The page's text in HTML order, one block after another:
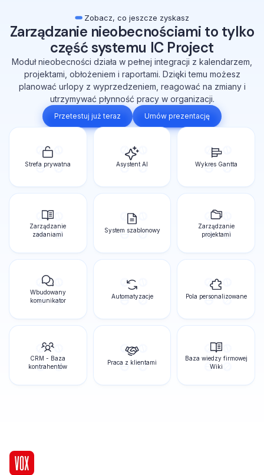
Zobacz, co jeszcze zyskasz
Zarządzanie nieobecnościami to tylko
część systemu IC Project
Moduł nieobecności działa w pełnej integracji z kalendarzem,
projektami, obłożeniem i raportami. Dzięki temu możesz
planować urlopy z wyprzedzeniem, reagować na zmiany i
utrzymywać płynność pracy w organizacji.
Przetestuj już teraz Umów prezentację
Strefa prywatna Asystent AI Wykres Gantta
Zarządzanie
zadaniami
System szablonowy
Zarządzanie
projektami
Wbudowany
komunikator
Automatyzacje Pola personalizowane
CRM - Baza
kontrahentów
Praca z klientami
Baza wiedzy firmowej
Wiki